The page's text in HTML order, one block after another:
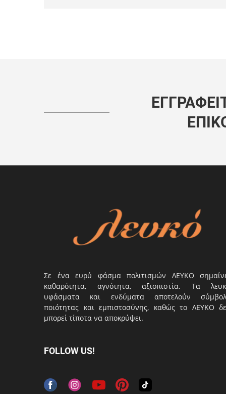
Σε ένα ευρύ φάσμα πολιτισμών ΛΕΥΚΟ
καθαρότητα, αγνότητα, αξιοπιστία. Τα
υφάσματα και ενδύματα αποτελούν
ποιότητας και εμπιστοσύνης, καθώς το ΛΕΥΚΟ
μπορεί τίποτα να αποκρύψει.
FOLLOW US!